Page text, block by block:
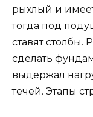
рыхлый и
тогда под
ставят столбы.
сделать
выдержал
течей. Этапы